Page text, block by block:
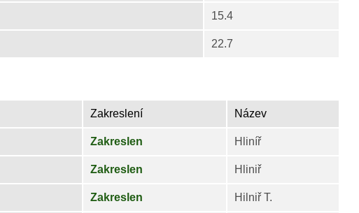
15.4
22.7
Zakreslení Název
Zakreslen Hliníř
Zakreslen Hliniř
Zakreslen Hilniř T.